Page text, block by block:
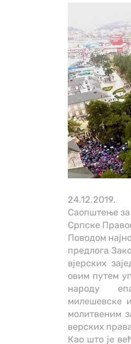
24.12.2019.
Саопштење за
Српске
Поводом
предлога
вјерских
овим путем
народу
милешевске
молитвеним
верских
Као што је